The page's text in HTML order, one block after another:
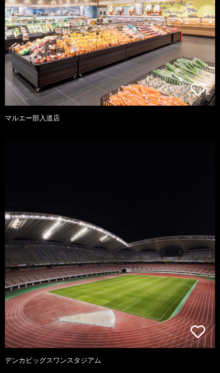
マルエー部入道店
デンカビッグスワンスタジアム